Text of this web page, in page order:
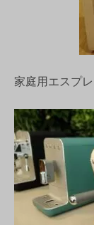
家庭用エスプ